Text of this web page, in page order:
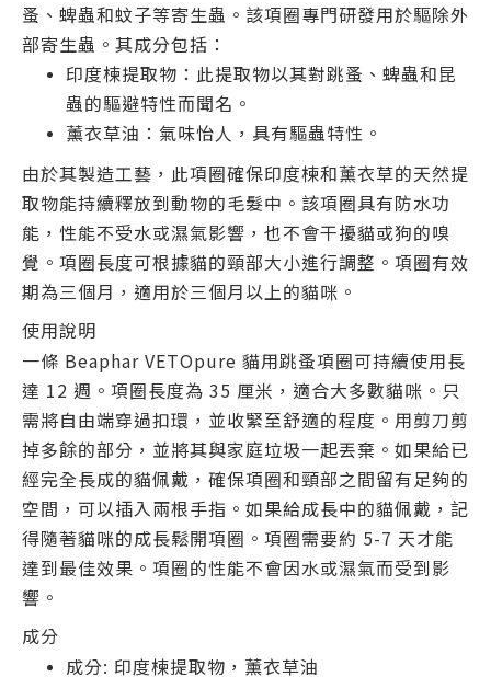
蚤、蜱蟲和蚊子等寄生蟲。該項圈專門研發用於驅除外
部寄生蟲。其成分包括：
印度楝提取物：此提取物以其對跳蚤、蜱蟲和昆
蟲的驅避特性而聞名。
薰衣草油：氣味怡人，具有驅蟲特性。
由於其製造工藝，此項圈確保印度楝和薰衣草的天然提
取物能持續釋放到動物的毛髮中。該項圈具有防水功
能，性能不受水或濕氣影響，也不會干擾貓或狗的嗅
覺。項圈長度可根據貓的頸部大小進行調整。項圈有效
期為三個月，適用於三個月以上的貓咪。
使用說明
一條 Beaphar VETOpure 貓用跳蚤項圈可持續使用長
達 12 週。項圈長度為 35 厘米，適合大多數貓咪。只
需將自由端穿過扣環，並收緊至舒適的程度。用剪刀剪
掉多餘的部分，並將其與家庭垃圾一起丟棄。如果給已
經完全長成的貓佩戴，確保項圈和頸部之間留有足夠的
空間，可以插入兩根手指。如果給成長中的貓佩戴，記
得隨著貓咪的成長鬆開項圈。項圈需要約 5-7 天才能
達到最佳效果。項圈的性能不會因水或濕氣而受到影
響。
成分
成分: 印度楝提取物，薰衣草油